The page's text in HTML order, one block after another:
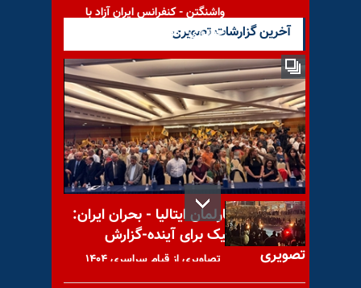
واشنگتن - کنفرانس ایران آزاد با
جمهوری دموکراتیک
بیانیه ادامه کارزار سه‌شنبه‌های
نه به اعدام در هفته
صدوسی‌و‌دوم در ۵۹
تصاویری از قیام سراسری ۱۴۰۴
مردم ایران
آخرین گزارشات تصویری
کنفرانس در پارلمان ایتالیا - بحران ایران:
راه‌حل دموکراتیک برای آینده-گزارش
تصویری